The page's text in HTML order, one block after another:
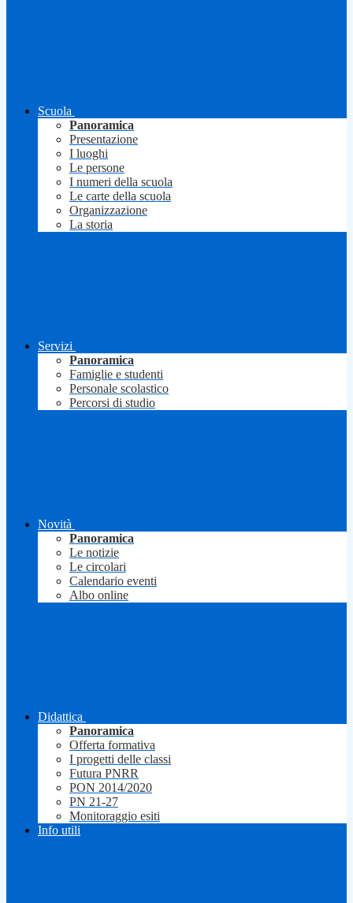
Scuola
Panoramica
Presentazione
I luoghi
Le persone
I numeri della scuola
Le carte della scuola
Organizzazione
La storia
Servizi
Panoramica
Famiglie e studenti
Personale scolastico
Percorsi di studio
Novità
Panoramica
Le notizie
Le circolari
Calendario eventi
Albo online
Didattica
Panoramica
Offerta formativa
I progetti delle classi
Futura PNRR
PON 2014/2020
PN 21-27
Monitoraggio esiti
Info utili